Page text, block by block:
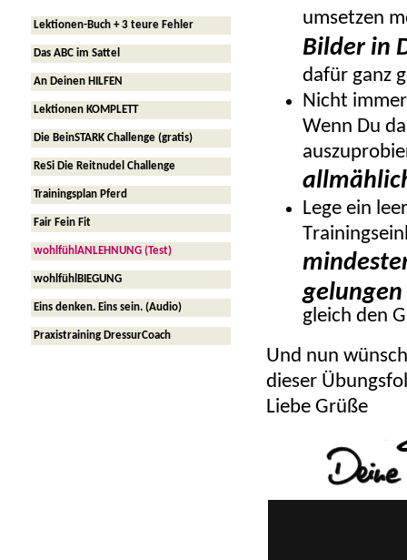
Lektionen-Buch + 3 teure Fehler
Das ABC im Sattel
An Deinen HILFEN
Lektionen KOMPLETT
Die BeinSTARK Challenge (gratis)
ReSi Die Reitnudel Challenge
Trainingsplan Pferd
Fair Fein Fit
wohlfühlANLEHNUNG (Test)
wohlfühlBIEGUNG
Eins denken. Eins sein. (Audio)
Praxistraining DressurCoach
umsetzen
Bilder in
dafür ganz
Nicht
Wenn Du
Lege ein
gelungen
gleich den
Und nun
dieser
Liebe Grüße